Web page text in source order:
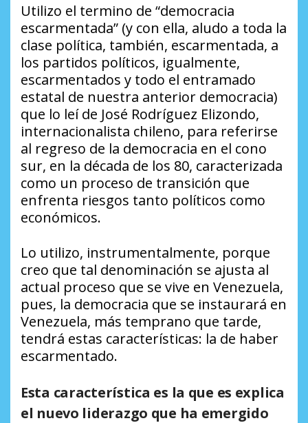
Utilizo el termino de “democracia
escarmentada” (y con ella, aludo a toda la
clase política, también, escarmentada, a
los partidos políticos, igualmente,
escarmentados y todo el entramado
estatal de nuestra anterior democracia)
que lo leí de José Rodríguez Elizondo,
internacionalista chileno, para referirse
al regreso de la democracia en el cono
sur, en la década de los 80, caracterizada
como un proceso de transición que
enfrenta riesgos tanto políticos como
económicos.
Lo utilizo, instrumentalmente, porque
creo que tal denominación se ajusta al
actual proceso que se vive en Venezuela,
pues, la democracia que se instaurará en
Venezuela, más temprano que tarde,
tendrá estas características: la de haber
escarmentado.
Esta característica es la que es explica
el nuevo liderazgo que ha emergido